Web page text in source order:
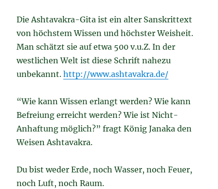
Die Ashtavakra-Gita ist ein alter Sanskrittext
von höchstem Wissen und höchster Weisheit.
Man schätzt sie auf etwa 500 v.u.Z. In der
westlichen Welt ist diese Schrift nahezu
unbekannt.http://www.ashtavakra.de/
“Wie kann Wissen erlangt werden? Wie kann
Befreiung erreicht werden? Wie ist Nicht-
Anhaftung möglich?” fragt König Janaka den
Weisen Ashtavakra.
Du bist weder Erde, noch Wasser, noch Feuer,
noch Luft, noch Raum.